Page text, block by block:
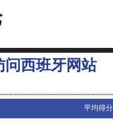
问西班牙网站
平均得